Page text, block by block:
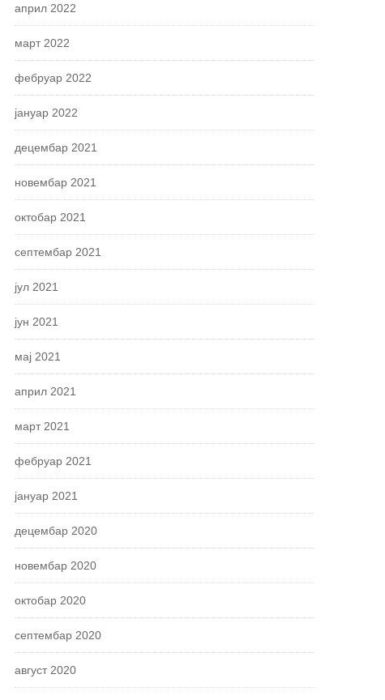
април 2022
март 2022
фебруар 2022
јануар 2022
децембар 2021
новембар 2021
октобар 2021
септембар 2021
јул 2021
јун 2021
мај 2021
април 2021
март 2021
фебруар 2021
јануар 2021
децембар 2020
новембар 2020
октобар 2020
септембар 2020
август 2020